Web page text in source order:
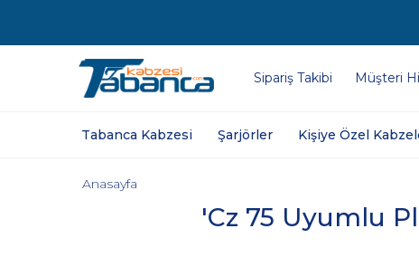
Sipariş Takibi Müşteri
Tabanca Kabzesi Şarjörler Kişiye Özel
'Cz 75 Uyumlu
Anasayfa